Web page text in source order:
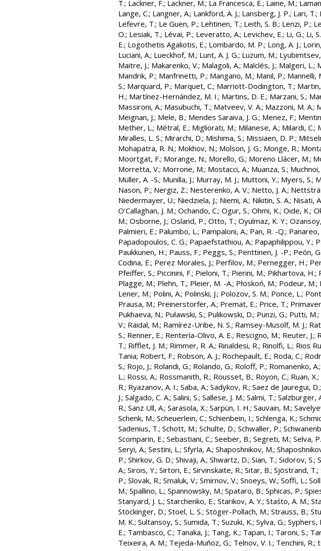
T.; Lackner, F.; Lackner, M.; La Francesca, E.; Laine, M.;
Lange, C.; Langner, A.; Lankford, A. J.; Lansberg, J. P.; Lari, T.;
Lefevre, T.; Le Guen, P.; Lehtinen, T.; Leith, S. B.; Lenzi, P.;
O.; Lesiak, T.; Lévai, P.; Leveratto, A.; Levichev, E.; Li, G.; Li, S.
E.; Logothetis Agaliotis, E.; Lombardo, M. P.; Long, A. J.;
Luciani, A.; Lueckhof, M.; Lunt, A. J. G.; Luzum, M.; Lyubimtsev,
Maitre, J.; Makarenko, V.; Malagoli, A.; Malclés, J.; Malgeri, L.;
Mandrik, P.; Manfrinetti, P.; Mangano, M.; Manil, P.; Mannelli,
S.; Marquard, P.; Marquet, C.; Marriott-Dodington, T.;
H.; Martínez-Hernández, M. I.; Martins, D. E.; Marzani, S.;
Massironi, A.; Masubuchi, T.; Matveev, V. A.; Mazzoni, M. A.;
Meignan, J.; Mele, B.; Mendes Saraiva, J. G.; Menez, F.;
Mether, L.; Métral, E.; Migliorati, M.; Milanese, A.; Milardi, C.;
Miralles, L. S.; Mirarchi, D.; Mishima, S.; Missiaen, D. P.;
Mohapatra, R. N.; Mokhov, N.; Molson, J. G.; Monge, R.;
Moortgat, F.; Morange, N.; Morello, G.; Moreno Llácer, M.;
Morretta, V.; Morrone, M.; Mostacci, A.; Muanza, S.;
Müller, A. -S.; Munilla, J.; Murray, M. J.; Muttoni, Y.; Myers, S.;
Nason, P.; Nergiz, Z.; Nesterenko, A. V.; Netto, J. A.;
Niedermayer, U.; Niedziela, J.; Niemi, A.; Nikitin, S. A.; Nisati,
O’Callaghan, J. M.; Ochando, C.; Ogur, S.; Ohmi, K.; Oide, K.;
M.; Osborne, J.; Osland, P.; Otto, T.; Oyulmaz, K. Y.;
Palmieri, E.; Palumbo, L.; Pampaloni, A.; Pan, R. -Q.; Panareo,
Papadopoulos, C. G.; Papaefstathiou, A.; Papaphilippou, Y.;
Paukkunen, H.; Pauss, F.; Peggs, S.; Penttinen, J. -P.; Peón, G.
Codina, E.; Perez Morales, J.; Perfilov, M.; Pernegger, H.;
Pfeiffer, S.; Piccinini, F.; Pieloni, T.; Pierini, M.; Pikhartova, H.;
Plagge, M.; Plehn, T.; Pleier, M. -A.; Płoskoń, M.; Podeur, M.;
Lener, M.; Polini, A.; Polinski, J.; Polozov, S. M.; Ponce, L.;
Prausa, M.; Preinerstorfer, A.; Premat, E.; Price, T.;
Pukhaeva, N.; Puławski, S.; Pulikowski, D.; Punzi, G.; Putti, M.;
V.; Raidal, M.; Ramírez-Uribe, N. S.; Ramsey-Musolf, M. J.;
S.; Renner, E.; Rentería-Olivo, A. E.; Rescigno, M.; Reuter, J.;
T.; Rifflet, J. M.; Rimmer, R. A.; Rinaldesi, R.; Rinolfi, L.; Rios
Tania; Robert, F.; Robson, A. J.; Rochepault, E.; Roda, C.;
S.; Rojo, J.; Rolandi, G.; Rolando, G.; Roloff, P.; Romanenko, A.;
L.; Rossi, A.; Rossmanith, R.; Rousset, B.; Royon, C.; Ruan, X.;
R.; Ryazanov, A. I.; Saba, A.; Sadykov, R.; Saez de Jauregui, D.;
J.; Salgado, C. A.; Salini, S.; Sallese, J. M.; Salmi, T.; Salzburger,
R.; Sanz Ull, A.; Sarasola, X.; Sarpün, I. H.; Sauvain, M.;
Schenk, M.; Scheuerlein, C.; Schienbein, I.; Schlenga, K.;
Sadenius, T.; Schott, M.; Schulte, D.; Schwaller, P.;
Scomparin, E.; Sebastiani, C.; Seeber, B.; Segreti, M.; Selva, P.
Seryi, A.; Sestini, L.; Sfyrla, A.; Shaposhnikov, M.;
P.; Shirkov, G. D.; Shivaji, A.; Shwartz, D.; Sian, T.; Sidorov, S.;
A.; Sirois, Y.; Sirtori, E.; Sirvinskaite, R.; Sitar, B.; Sjöstrand, T.;
P.; Slovak, R.; Smaluk, V.; Smirnov, V.; Snoeys, W.; Soffi, L.;
M.; Spallino, L.; Spannowsky, M.; Spataro, B.; Sphicas, P.;
Stanyard, J. L.; Starchenko, E.; Starikov, A. Y.; Staśto, A. M.;
Stöckinger, D.; Stoel, L. S.; Stöger-Pollach, M.; Strauss, B.;
M. K.; Sultansoy, S.; Sumida, T.; Suzuki, K.; Sylva, G.; Syphers,
E.; Tambasco, C.; Tanaka, J.; Tang, K.; Tapan, I.; Taroni, S.;
Teixeira, A. M.; Tejeda-Muñoz, G.; Telnov, V. I.; Tenchini, R.;